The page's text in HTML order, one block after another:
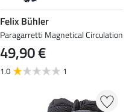
Felix Bühler
Paragarretti Magnetical Circulation
49,90 €
1.0 1